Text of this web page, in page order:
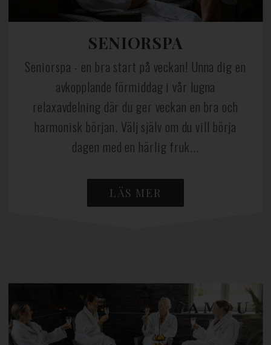
SENIORSPA
Seniorspa - en bra start på veckan! Unna dig en
avkopplande förmiddag i vår lugna
relaxavdelning där du ger veckan en bra och
harmonisk början. Välj själv om du vill börja
dagen med en härlig fruk...
LÄS MER